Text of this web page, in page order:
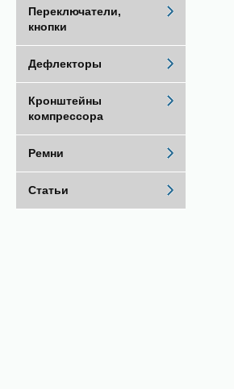
Переключатели,
кнопки
Дефлекторы
Кронштейны
компрессора
Ремни
Статьи